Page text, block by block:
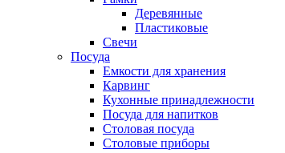
Деревянные
Пластиковые
Свечи
Посуда
Емкости для хранения
Карвинг
Кухонные принадлежности
Посуда для напитков
Столовая посуда
Столовые приборы